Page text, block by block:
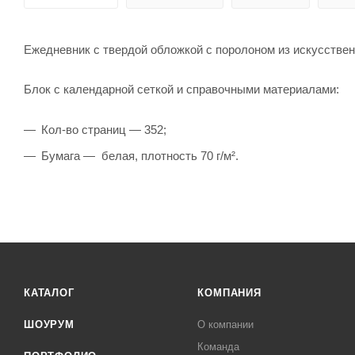
Ежедневник с твердой обложкой с поролоном из
Блок c календарной сеткой и справочными материалами:
Кол-во страниц — 352;
Бумага — белая, плотность 70 г/м².
КАТАЛОГ
ШОУРУМ
КОМПАНИЯ
О компании
Команда